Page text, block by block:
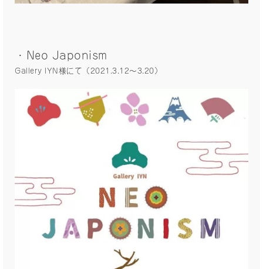
・Neo Japonism
Gallery IYN様にて（2021.3.12〜3.20）